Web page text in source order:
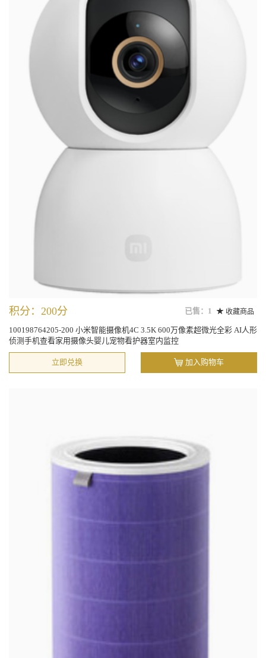
已售：1 收藏商品
积分：200分
100198764205-200 小米智能摄像机4C 3.5K 600万像素超微光全彩 AI人形
侦测手机查看家用摄像头婴儿宠物看护器室内监控
立即兑换 加入购物车